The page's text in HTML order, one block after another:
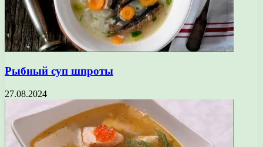
Рыбный суп шпроты
27.08.2024